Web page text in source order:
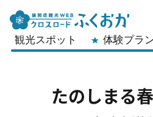
観光スポット 体験プラ
たのしまる